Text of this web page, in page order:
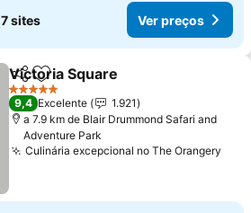
7 sites Ver preços
PartilharAdicionar aos favoritos
Victoria Square
5 Estrelas
9,4 Excelente
1.921
a 7.9 km de Blair Drummond Safari and
Adventure Park
Culinária excepcional no The Orangery